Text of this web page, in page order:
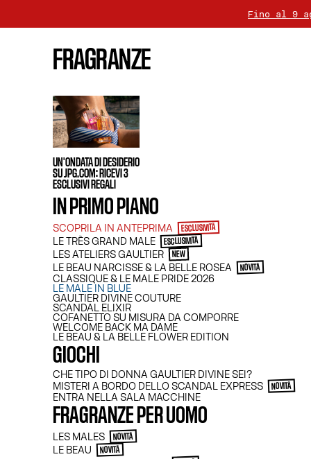
FRAGRANZE
UN'ONDATA DI DESIDERIO
SU JPG.COM: RICEVI 3
ESCLUSIVI REGALI
IN PRIMO PIANO
SCOPRILA IN ANTEPRIMA ESCLUSIVITÀ
LE TRÈS GRAND MALE ESCLUSIVITÀ
LES ATELIERS GAULTIER NEW
LE BEAU NARCISSE & LA BELLE ROSEA NOVITÀ
CLASSIQUE & LE MALE PRIDE 2026
LE MALE IN BLUE
GAULTIER DIVINE COUTURE
SCANDAL ELIXIR
COFANETTO SU MISURA DA COMPORRE
WELCOME BACK MA DAME
LE BEAU & LA BELLE FLOWER EDITION
GIOCHI
CHE TIPO DI DONNA GAULTIER DIVINE SEI?
MISTERI A BORDO DELLO SCANDAL EXPRESS
NOVITÀ
ENTRA NELLA SALA MACCHINE
FRAGRANZE PER UOMO
LES MALES NOVITÀ
LE BEAU NOVITÀ
Fino al 9